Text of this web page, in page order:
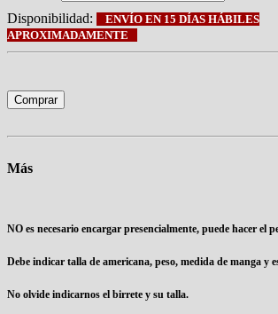
Disponibilidad:
ENVÍO EN 15 DÍAS HÁBILES
APROXIMADAMENTE
Comprar
Más
NO es necesario encargar presencialmente, puede hacer el
Debe indicar talla de americana, peso, medida de manga y
No olvide indicarnos el birrete y su talla.